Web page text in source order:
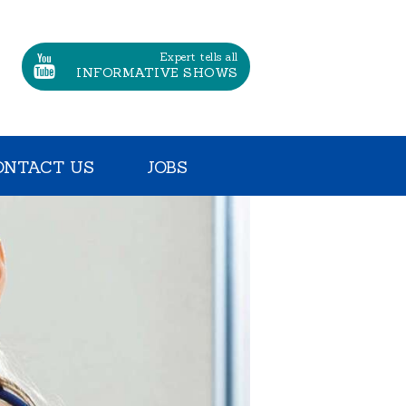
Expert tells all
INFORMATIVE SHOWS
US JOBS